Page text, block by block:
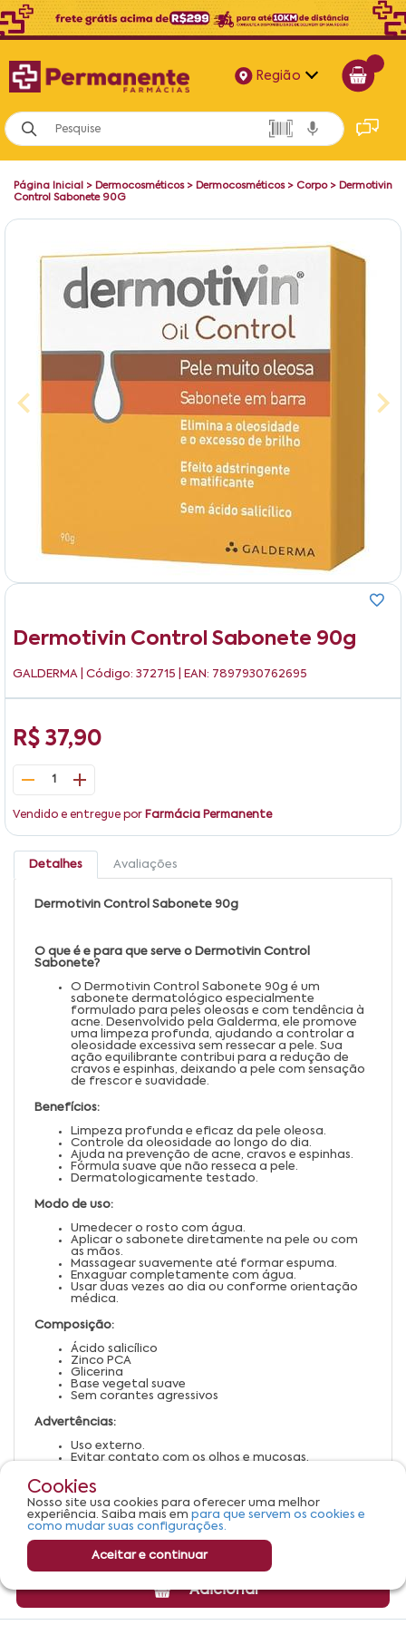
Região
Alagoas
Bahia
Página Inicial > Dermocosméticos> Dermocosméticos> Corpo> Dermotivin
Control Sabonete 90G
Dermotivin Control Sabonete 90g
GALDERMA | Código: 372715 | EAN: 7897930762695
R$ 37,90
1
Vendido e entregue por Farmácia Permanente
Adicionar
Detalhes Avaliações
Dermotivin Control Sabonete 90g
O que é e para que serve o Dermotivin Control
Sabonete?
O Dermotivin Control Sabonete 90g é um
sabonete dermatológico especialmente
formulado para peles oleosas e com tendência à
acne. Desenvolvido pela Galderma, ele promove
uma limpeza profunda, ajudando a controlar a
oleosidade excessiva sem ressecar a pele. Sua
ação equilibrante contribui para a redução de
cravos e espinhas, deixando a pele com sensação
de frescor e suavidade.
Benefícios:
Limpeza profunda e eficaz da pele oleosa.
Controle da oleosidade ao longo do dia.
Ajuda na prevenção de acne, cravos e espinhas.
Fórmula suave que não resseca a pele.
Dermatologicamente testado.
Modo de uso:
Umedecer o rosto com água.
Aplicar o sabonete diretamente na pele ou com
as mãos.
Massagear suavemente até formar espuma.
Enxaguar completamente com água.
Usar duas vezes ao dia ou conforme orientação
médica.
Composição:
Ácido salicílico
Zinco PCA
Glicerina
Base vegetal suave
Sem corantes agressivos
Advertências:
Uso externo.
Evitar contato com os olhos e mucosas.
orientação médica.
Manter fora do alcance de crianças.
Armazenar em local fresco e ao abrigo da luz
solar direta.
Cookies
Nosso site usa cookies para oferecer uma melhor
experiência. Saiba mais em para que servem os cookies e
como mudar suas configurações.
Aceitar e continuar